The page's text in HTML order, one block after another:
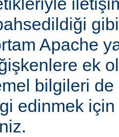
Apache
ek
bilgileri
edinmek için